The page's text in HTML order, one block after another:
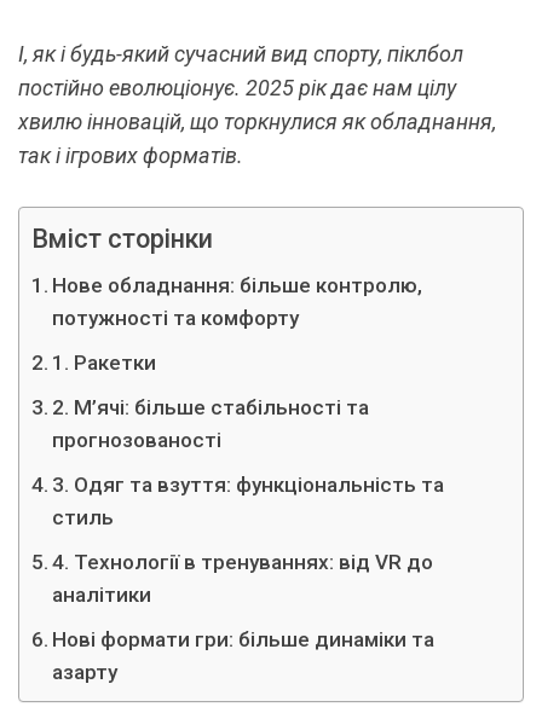
І, як і будь-який сучасний вид спорту, піклбол
постійно еволюціонує. 2025 рік дає нам цілу
хвилю інновацій, що торкнулися як обладнання,
так і ігрових форматів.
Вміст сторінки
Нове обладнання: більше контролю,
потужності та комфорту
1. Ракетки
2. М’ячі: більше стабільності та
прогнозованості
3. Одяг та взуття: функціональність та
стиль
4. Технології в тренуваннях: від VR до
аналітики
Нові формати гри: більше динаміки та
азарту